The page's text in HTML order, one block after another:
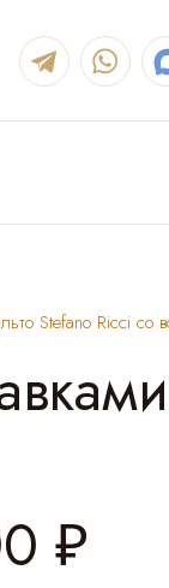
Stefano Ricci со
₽